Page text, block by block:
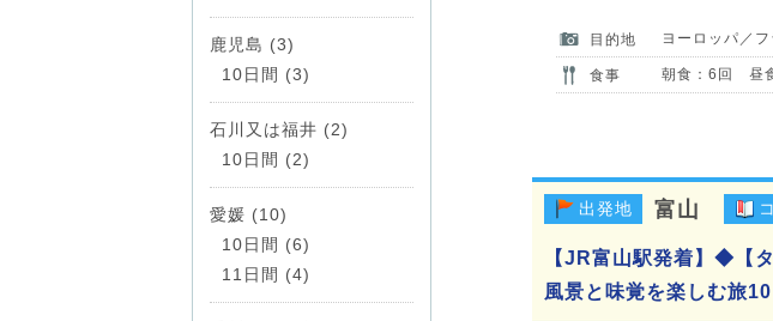
目的地 ヨーロッパ／
食事 朝食：6回 昼
出発地 富山
【JR富山駅発着】◆【
風景と味覚を楽しむ旅10
鹿児島 (3)
10日間 (3)
石川又は福井 (2)
10日間 (2)
愛媛 (10)
10日間 (6)
11日間 (4)